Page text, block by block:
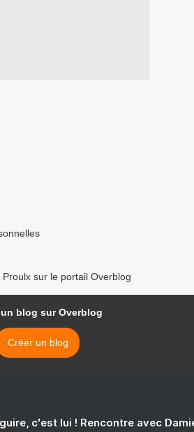
sur le portail Overblog
un blog sur Overblog
Créer un blog
c'est lui ! Rencontre avec